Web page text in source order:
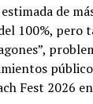
de
100%, pero
Fest 2026